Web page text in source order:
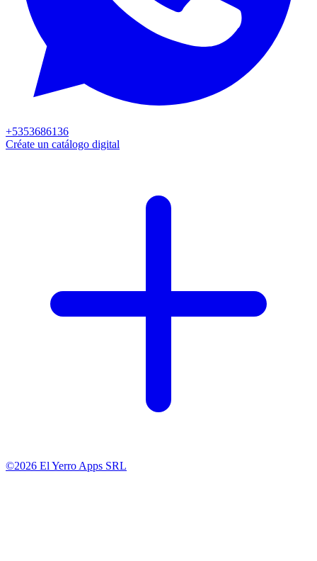
+5353686136
Créate un catálogo digital
©2026 El Yerro Apps SRL